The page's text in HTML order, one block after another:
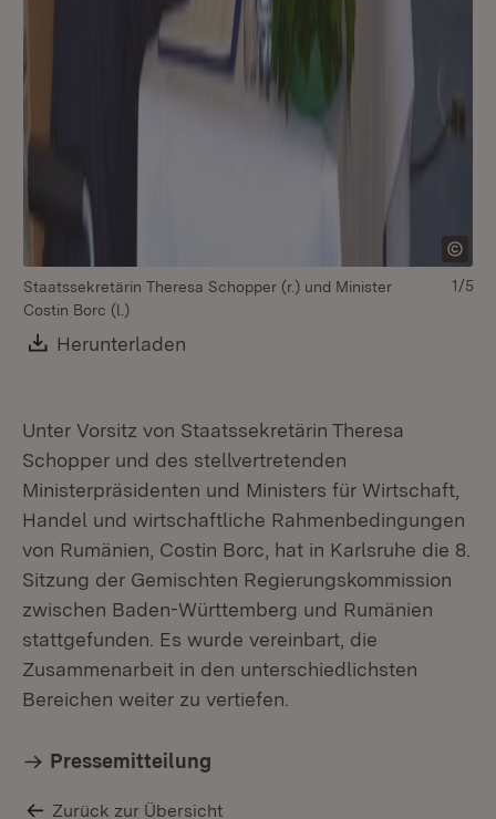
Staatssekretärin Theresa Schopper (r.) und Minister
Costin Borc (l.)
Download:
Herunterladen
1/5
Unter Vorsitz von Staatssekretärin Theresa
Schopper und des stellvertretenden
Ministerpräsidenten und Ministers für Wirtschaft,
Handel und wirtschaftliche Rahmenbedingungen
von Rumänien, Costin Borc, hat in Karlsruhe die 8.
Sitzung der Gemischten Regierungskommission
zwischen Baden-Württemberg und Rumänien
stattgefunden. Es wurde vereinbart, die
Zusammenarbeit in den unterschiedlichsten
Bereichen weiter zu vertiefen.
Pressemitteilung
Zurück zur Übersicht